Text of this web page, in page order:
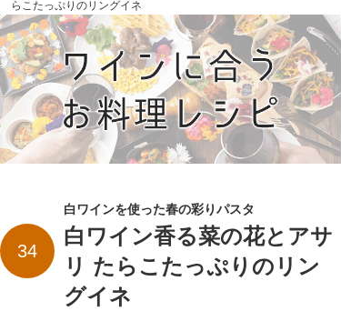
らこたっぷりのリングイネ
34
白ワインを使った春の彩りパスタ
白ワイン香る菜の花とアサ
リ たらこたっぷりのリン
グイネ